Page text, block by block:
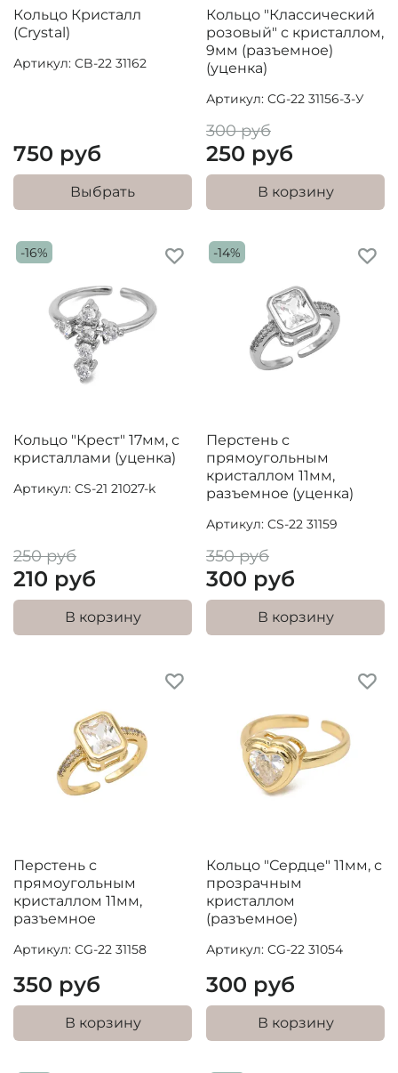
Кольцо Кристалл
(Crystal)
Артикул: CB-22 31162
750 руб
Выбрать
Кольцо "Классический
розовый" с кристаллом,
9мм (разъемное)
(уценка)
Артикул: CG-22 31156-3-У
300 руб
250 руб
В корзину
-16%
Кольцо "Крест" 17мм, с
кристаллами (уценка)
Артикул: CS-21 21027-k
250 руб
210 руб
В корзину
-14%
Перстень с
прямоугольным
кристаллом 11мм,
разъемное (уценка)
Артикул: CS-22 31159
350 руб
300 руб
В корзину
Перстень с
прямоугольным
кристаллом 11мм,
разъемное
Артикул: CG-22 31158
350 руб
В корзину
Кольцо "Сердце" 11мм, с
прозрачным
кристаллом
(разъемное)
Артикул: CG-22 31054
300 руб
В корзину